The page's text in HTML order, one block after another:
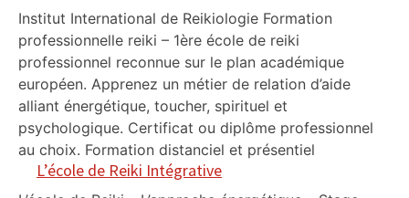
Institut International de Reikiologie Formation
professionnelle reiki – 1ère école de reiki
professionnel reconnue sur le plan académique
européen. Apprenez un métier de relation d’aide
alliant énergétique, toucher, spirituel et
psychologique. Certificat ou diplôme professionnel
au choix. Formation distanciel et présentiel
L’école de Reiki Intégrative